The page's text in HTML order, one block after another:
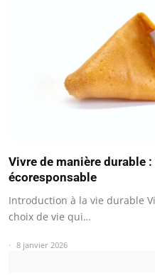
Vivre de manière durable
écoresponsable
Introduction à la vie durable
choix de vie qui…
8 janvier 2026